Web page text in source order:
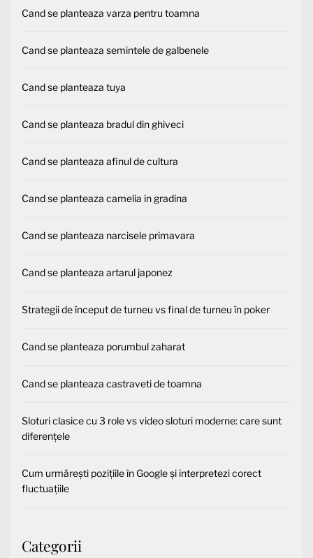
Cand se planteaza varza pentru toamna
Cand se planteaza semintele de galbenele
Cand se planteaza tuya
Cand se planteaza bradul din ghiveci
Cand se planteaza afinul de cultura
Cand se planteaza camelia in gradina
Cand se planteaza narcisele primavara
Cand se planteaza artarul japonez
Strategii de început de turneu vs final de turneu în poker
Cand se planteaza porumbul zaharat
Cand se planteaza castraveti de toamna
Sloturi clasice cu 3 role vs video sloturi moderne: care sunt
diferențele
Cum urmărești pozițiile în Google și interpretezi corect
fluctuațiile
Categorii